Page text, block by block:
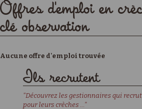
Offres d'emploi en
clé observation
Aucune offre d'emploi trouvée
Ils recrutent
"Découvrez les gestionnaires qui
pour leurs crèches ..."